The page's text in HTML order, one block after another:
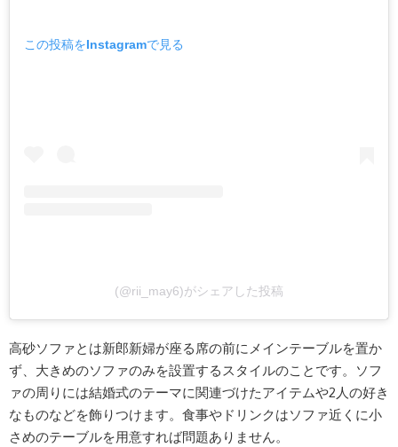
この投稿をInstagramで見る
(@rii_may6)がシェアした投稿
高砂ソファとは新郎新婦が座る席の前にメインテーブルを置か
ず、大きめのソファのみを設置するスタイルのことです。ソフ
ァの周りには結婚式のテーマに関連づけたアイテムや2人の好き
なものなどを飾りつけます。食事やドリンクはソファ近くに小
さめのテーブルを用意すれば問題ありません。